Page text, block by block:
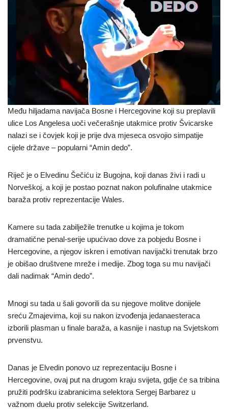
Među hiljadama navijača Bosne i Hercegovine koji su preplavili
ulice Los Angelesa uoči večerašnje utakmice protiv Švicarske
nalazi se i čovjek koji je prije dva mjeseca osvojio simpatije
cijele države – popularni “Amin dedo”.
Riječ je o Elvedinu Šečiću iz Bugojna, koji danas živi i radi u
Norveškoj, a koji je postao poznat nakon polufinalne utakmice
baraža protiv reprezentacije Wales.
Kamere su tada zabilježile trenutke u kojima je tokom
dramatične penal-serije upućivao dove za pobjedu Bosne i
Hercegovine, a njegov iskren i emotivan navijački trenutak brzo
je obišao društvene mreže i medije. Zbog toga su mu navijači
dali nadimak “Amin dedo”.
Mnogi su tada u šali govorili da su njegove molitve donijele
sreću Zmajevima, koji su nakon izvođenja jedanaesteraca
izborili plasman u finale baraža, a kasnije i nastup na Svjetskom
prvenstvu.
Danas je Elvedin ponovo uz reprezentaciju Bosne i
Hercegovine, ovaj put na drugom kraju svijeta, gdje će sa tribina
pružiti podršku izabranicima selektora Sergej Barbarez u
važnom duelu protiv selekcije Switzerland.